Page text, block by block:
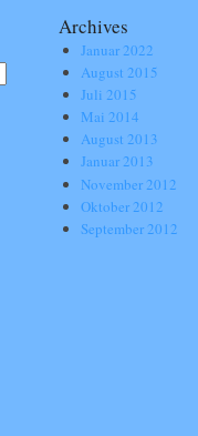
Archives
Januar 2022
August 2015
Juli 2015
Mai 2014
August 2013
Januar 2013
November 2012
Oktober 2012
September 2012